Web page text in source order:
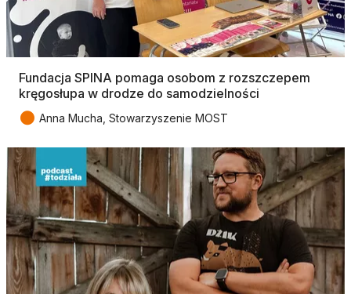
Fundacja SPINA pomaga osobom z rozszczepem
kręgosłupa w drodze do samodzielności
● Anna Mucha, Stowarzyszenie MOST